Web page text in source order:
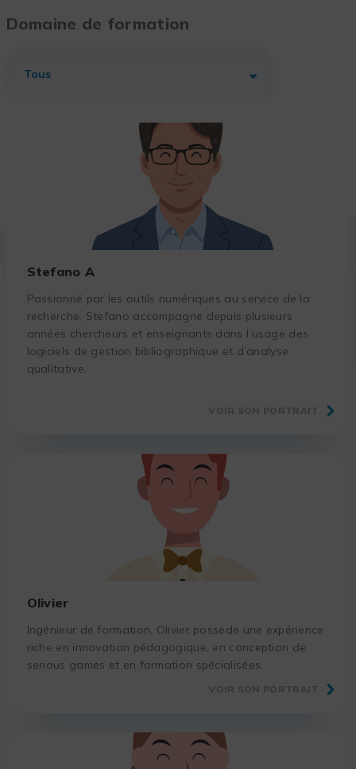
Stefano A
Passionné par les outils numériques au service de la
recherche, Stefano accompagne depuis plusieurs
années chercheurs et enseignants dans l’usage des
logiciels de gestion bibliographique et d’analyse
qualitative.
VOIR SON PORTRAIT
Olivier
Ingénieur de formation, Olivier possède une expérience
riche en innovation pédagogique, en conception de
serious games et en formation spécialisées.
VOIR SON PORTRAIT
Domaine de formation